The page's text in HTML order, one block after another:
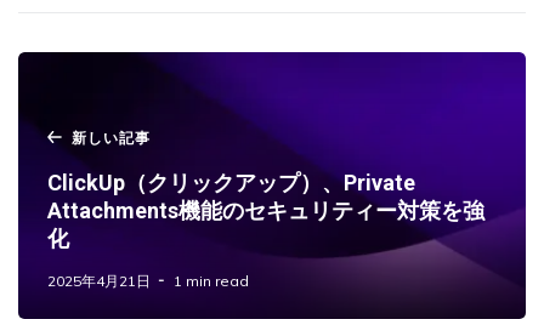
新しい記事
ClickUp（クリックアップ）、Private
Attachments機能のセキュリティー対策を強
化
2025年4月21日 1 min read